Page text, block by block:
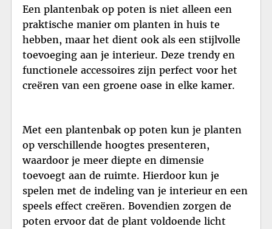
Een plantenbak op poten is niet alleen een
praktische manier om planten in huis te
hebben, maar het dient ook als een stijlvolle
toevoeging aan je interieur. Deze trendy en
functionele accessoires zijn perfect voor het
creëren van een groene oase in elke kamer.
Met een plantenbak op poten kun je planten
op verschillende hoogtes presenteren,
waardoor je meer diepte en dimensie
toevoegt aan de ruimte. Hierdoor kun je
spelen met de indeling van je interieur en een
speels effect creëren. Bovendien zorgen de
poten ervoor dat de plant voldoende licht